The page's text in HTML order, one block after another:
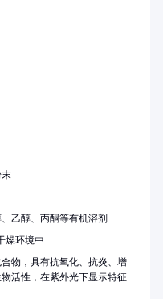
乙醇、丙酮等有机溶剂
燥环境中
物，具有抗氧化、抗炎、增
活性，在紫外光下显示特征